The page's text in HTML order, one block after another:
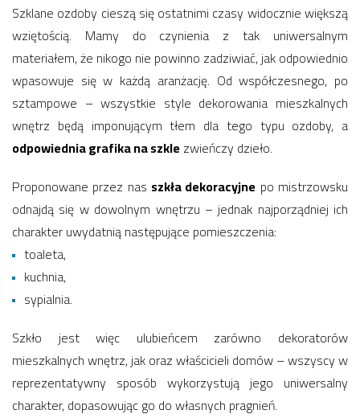
Szklane ozdoby cieszą się ostatnimi czasy widocznie większą
wziętością. Mamy do czynienia z tak uniwersalnym
materiałem, że nikogo nie powinno zadziwiać, jak odpowiednio
wpasowuje się w każdą aranżację. Od współczesnego, po
sztampowe – wszystkie style dekorowania mieszkalnych
wnętrz będą imponującym tłem dla tego typu ozdoby, a
odpowiednia grafika na szklezwieńczy dzieło.
Proponowane przez nas szkła dekoracyjne po mistrzowsku
odnajdą się w dowolnym wnętrzu – jednak najporządniej ich
charakter uwydatnią następujące pomieszczenia:
toaleta,
kuchnia,
sypialnia.
Szkło jest więc ulubieńcem zarówno dekoratorów
mieszkalnych wnętrz, jak oraz właścicieli domów – wszyscy w
reprezentatywny sposób wykorzystują jego uniwersalny
charakter, dopasowując go do własnych pragnień.